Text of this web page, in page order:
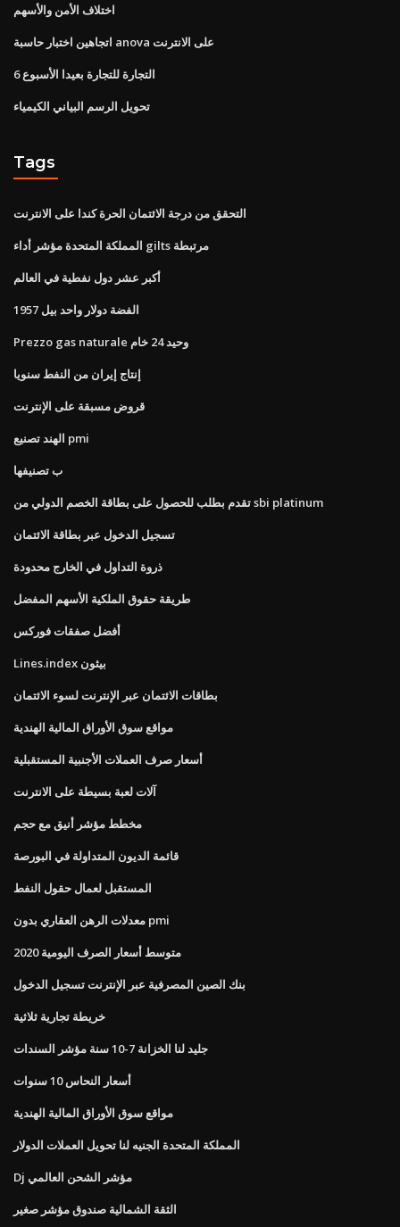
اختلاف الأمن والأسهم
اتجاهين اختبار حاسبة anova على الانترنت
التجارة للتجارة بعيدا الأسبوع 6
تحويل الرسم البياني الكيمياء
Tags
التحقق من درجة الائتمان الحرة كندا على الانترنت
المملكة المتحدة مؤشر أداء gilts مرتبطة
أكبر عشر دول نفطية في العالم
الفضة دولار واحد بيل 1957
Prezzo gas naturale وحيد 24 خام
إنتاج إيران من النفط سنويا
قروض مسبقة على الإنترنت
الهند تصنيع pmi
ب تصنيفها
تقدم بطلب للحصول على بطاقة الخصم الدولي من sbi platinum
تسجيل الدخول عبر بطاقة الائتمان
ذروة التداول في الخارج محدودة
طريقة حقوق الملكية الأسهم المفضل
أفضل صفقات فوركس
Lines.index بيثون
بطاقات الائتمان عبر الإنترنت لسوء الائتمان
مواقع سوق الأوراق المالية الهندية
أسعار صرف العملات الأجنبية المستقبلية
آلات لعبة بسيطة على الانترنت
مخطط مؤشر أنيق مع حجم
قائمة الديون المتداولة في البورصة
المستقبل لعمال حقول النفط
معدلات الرهن العقاري بدون pmi
متوسط ​​أسعار الصرف اليومية 2020
بنك الصين المصرفية عبر الإنترنت تسجيل الدخول
خريطة تجارية ثلاثية
جليد لنا الخزانة 7-10 سنة مؤشر السندات
أسعار النحاس 10 سنوات
مواقع سوق الأوراق المالية الهندية
المملكة المتحدة الجنيه لنا تحويل العملات الدولار
Dj مؤشر الشحن العالمي
الثقة الشمالية صندوق مؤشر صغير